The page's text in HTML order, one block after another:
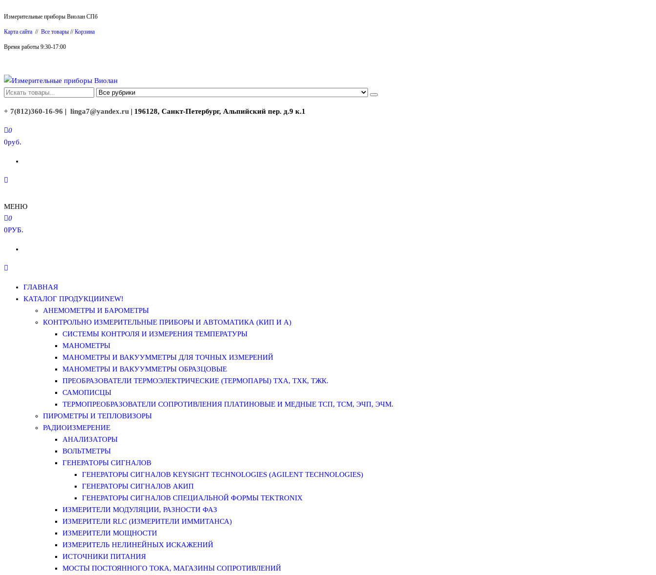
к
содержимому
Измерительные приборы Виолан СПб
Карта сайта // Все товары //Корзина
Время работы 9:30-17:00
Измерительные приборы Виолан
+ 7(812)360-16-96 | linga7@yandex.ru | 196128, Санкт-Петербург, Альпийский пер. д.9 к.1
0
0руб.
МЕНЮ
0
0РУБ.
ГЛАВНАЯ
КАТАЛОГ ПРОДУКЦИИNEW!
АНЕМОМЕТРЫ И БАРОМЕТРЫ
КОНТРОЛЬНО ИЗМЕРИТЕЛЬНЫЕ ПРИБОРЫ И АВТОМАТИКА (КИП И А)
СИСТЕМЫ КОНТРОЛЯ И ИЗМЕРЕНИЯ ТЕМПЕРАТУРЫ
МАНОМЕТРЫ
МАНОМЕТРЫ И ВАКУУММЕТРЫ ДЛЯ ТОЧНЫХ ИЗМЕРЕНИЙ
МАНОМЕТРЫ И ВАКУУММЕТРЫ ОБРАЗЦОВЫЕ
ПРЕОБРАЗОВАТЕЛИ ТЕРМОЭЛЕКТРИЧЕСКИЕ (ТЕРМОПАРЫ) ТХА, ТХК, ТЖК.
САМОПИСЦЫ
ТЕРМОПРЕОБРАЗОВАТЕЛИ СОПРОТИВЛЕНИЯ ПЛАТИНОВЫЕ И МЕДНЫЕ ТСП, ТСМ, ЭЧП, ЭЧМ.
ПИРОМЕТРЫ И ТЕПЛОВИЗОРЫ
РАДИОИЗМЕРЕНИЕ
АНАЛИЗАТОРЫ
ВОЛЬТМЕТРЫ
ГЕНЕРАТОРЫ СИГНАЛОВ
ГЕНЕРАТОРЫ СИГНАЛОВ KEYSIGHT TECHNOLOGIES (AGILENT TECHNOLOGIES)
ГЕНЕРАТОРЫ СИГНАЛОВ АКИП
ГЕНЕРАТОРЫ СИГНАЛОВ СПЕЦИАЛЬНОЙ ФОРМЫ TEKTRONIX
ИЗМЕРИТЕЛИ МОДУЛЯЦИИ, РАЗНОСТИ ФАЗ
ИЗМЕРИТЕЛИ RLC (ИЗМЕРИТЕЛИ ИММИТАНСА)
ИЗМЕРИТЕЛИ МОЩНОСТИ
ИЗМЕРИТЕЛЬ НЕЛИНЕЙНЫХ ИСКАЖЕНИЙ
ИСТОЧНИКИ ПИТАНИЯ
МОСТЫ ПОСТОЯННОГО ТОКА, МАГАЗИНЫ СОПРОТИВЛЕНИЙ